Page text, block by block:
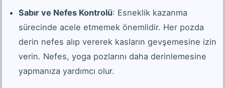
Sabır ve Nefes Kontrolü: Esneklik kazanma
sürecinde acele etmemek önemlidir. Her pozda
derin nefes alıp vererek kasların gevşemesine izin
verin. Nefes, yoga pozlarını daha derinlemesine
yapmanıza yardımcı olur.